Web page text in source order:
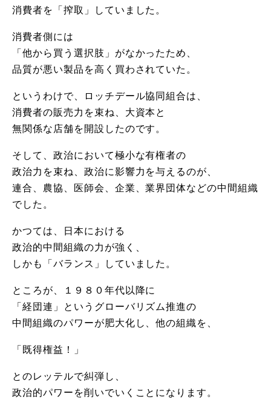
消費者を「搾取」していました。
消費者側には
「他から買う選択肢」がなかったため、
品質が悪い製品を高く買わされていた。
というわけで、ロッチデール協同組合は、
消費者の販売力を束ね、大資本と
無関係な店舗を開設したのです。
そして、政治において極小な有権者の
政治力を束ね、政治に影響力を与えるのが、
連合、農協、医師会、企業、業界団体などの中間組織
でした。
かつては、日本における
政治的中間組織の力が強く、
しかも「バランス」していました。
ところが、１９８０年代以降に
「経団連」というグローバリズム推進の
中間組織のパワーが肥大化し、他の組織を、
「既得権益！」
とのレッテルで糾弾し、
政治的パワーを削いでいくことになります。